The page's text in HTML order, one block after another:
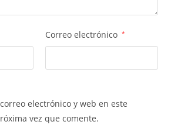
Correo electrónico *
electrónico y web en este
vez que comente.